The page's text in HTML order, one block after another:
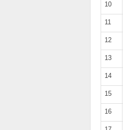
10
11
12
13
14
15
16